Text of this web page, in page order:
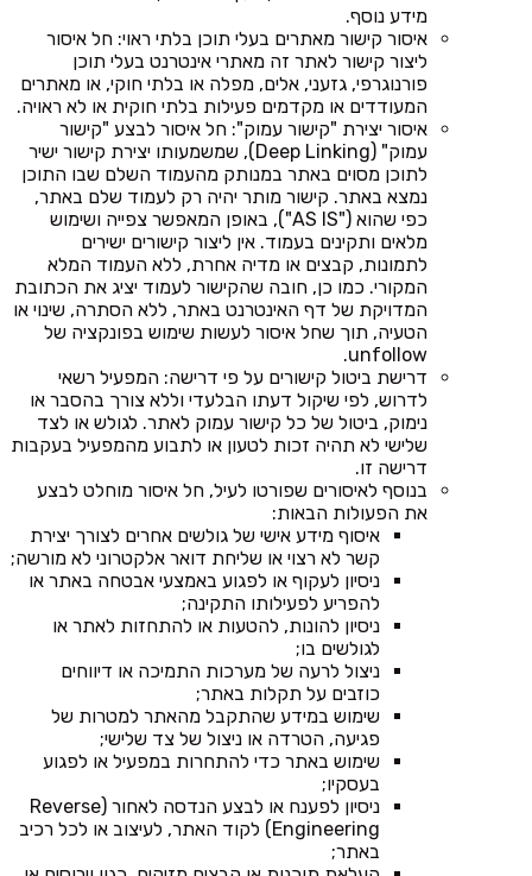
מידע נוסף.
איסור קישור מאתרים בעלי תוכן בלתי ראוי: חל איסור
ליצור קישור לאתר זה מאתרי אינטרנט בעלי תוכן
פורנוגרפי, גזעני, אלים, מפלה או בלתי חוקי, או מאתרים
המעודדים או מקדמים פעילות בלתי חוקית או לא ראויה.
איסור יצירת "קישור עמוק": חל איסור לבצע "קישור
עמוק" (Deep Linking), שמשמעותו יצירת קישור ישיר
לתוכן מסוים באתר במנותק מהעמוד השלם שבו התוכן
נמצא באתר. קישור מותר יהיה רק לעמוד שלם באתר,
כפי שהוא ("AS IS"), באופן המאפשר צפייה ושימוש
מלאים ותקינים בעמוד. אין ליצור קישורים ישירים
לתמונות, קבצים או מדיה אחרת, ללא העמוד המלא
המקורי. כמו כן, חובה שהקישור לעמוד יציג את הכתובת
המדויקת של דף האינטרנט באתר, ללא הסתרה, שינוי או
הטעיה, תוך שחל איסור לעשות שימוש בפונקציה של
unfollow.
דרישת ביטול קישורים על פי דרישה: המפעיל רשאי
לדרוש, לפי שיקול דעתו הבלעדי וללא צורך בהסבר או
נימוק, ביטול של כל קישור עמוק לאתר. לגולש או לצד
שלישי לא תהיה זכות לטעון או לתבוע מהמפעיל בעקבות
דרישה זו.
בנוסף לאיסורים שפורטו לעיל, חל איסור מוחלט לבצע
את הפעולות הבאות:
איסוף מידע אישי של גולשים אחרים לצורך יצירת
קשר לא רצוי או שליחת דואר אלקטרוני לא מורשה;
ניסיון לעקוף או לפגוע באמצעי אבטחה באתר או
להפריע לפעילותו התקינה;
ניסיון להונות, להטעות או להתחזות לאתר או
לגולשים בו;
ניצול לרעה של מערכות התמיכה או דיווחים
כוזבים על תקלות באתר;
שימוש במידע שהתקבל מהאתר למטרות של
פגיעה, הטרדה או ניצול של צד שלישי;
שימוש באתר כדי להתחרות במפעיל או לפגוע
בעסקיו;
ניסיון לפענח או לבצע הנדסה לאחור (Reverse
Engineering) לקוד האתר, לעיצוב או לכל רכיב
באתר;